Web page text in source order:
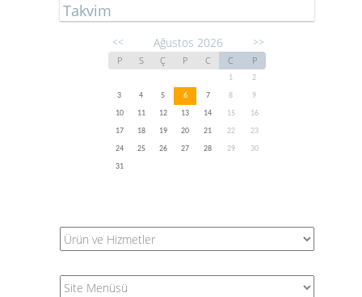
Takvim
<< Ağustos 2026 >>
P S Ç P C C P
1
2
3
4 5 6 7 8
9
10
11 12 13 14 15
16
17
18 19 20 21 22
23
24
25 26 27 28 29
30
31